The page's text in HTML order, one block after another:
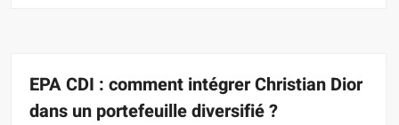
EPA CDI : comment intégrer Christian Dior
dans un portefeuille diversifié ?